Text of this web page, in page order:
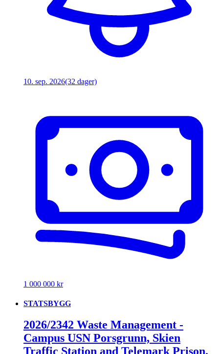
10. sep. 2026(32 dager)
1 000 000 kr
STATSBYGG
2026/2342 Waste Management -
Campus USN Porsgrunn, Skien
Traffic Station and Telemark Prison.